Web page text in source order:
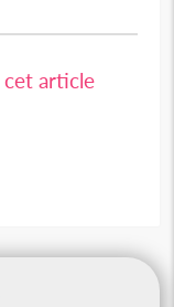
article